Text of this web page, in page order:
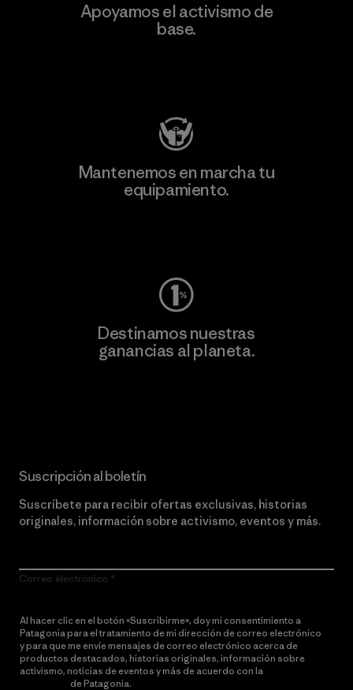
Apoyamos el activismo de
base.
Mantenemos en marcha tu
equipamiento.
Destinamos nuestras
ganancias al planeta.
Suscripción al boletín
Suscríbete para recibir ofertas exclusivas, historias
originales, información sobre activismo, eventos y más.
Correo electrónico
Al hacer clic en el botón «Suscribirme», doy mi consentimiento a
Patagonia para el tratamiento de mi dirección de correo electrónico
y para que me envíe mensajes de correo electrónico acerca de
productos destacados, historias originales, información sobre
activismo, noticias de eventos y más de acuerdo con la
de Patagonia.